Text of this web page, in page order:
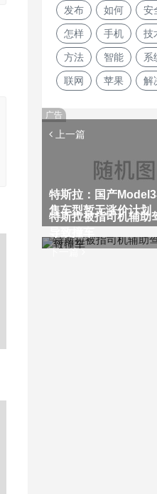
发布 如何 安
怎样 手机 技
方法 智能 系
联网 苹果 解
广告
上一篇
特斯拉：国产
售车型暂无涨价计划
下一篇
特斯拉被指司机辅助